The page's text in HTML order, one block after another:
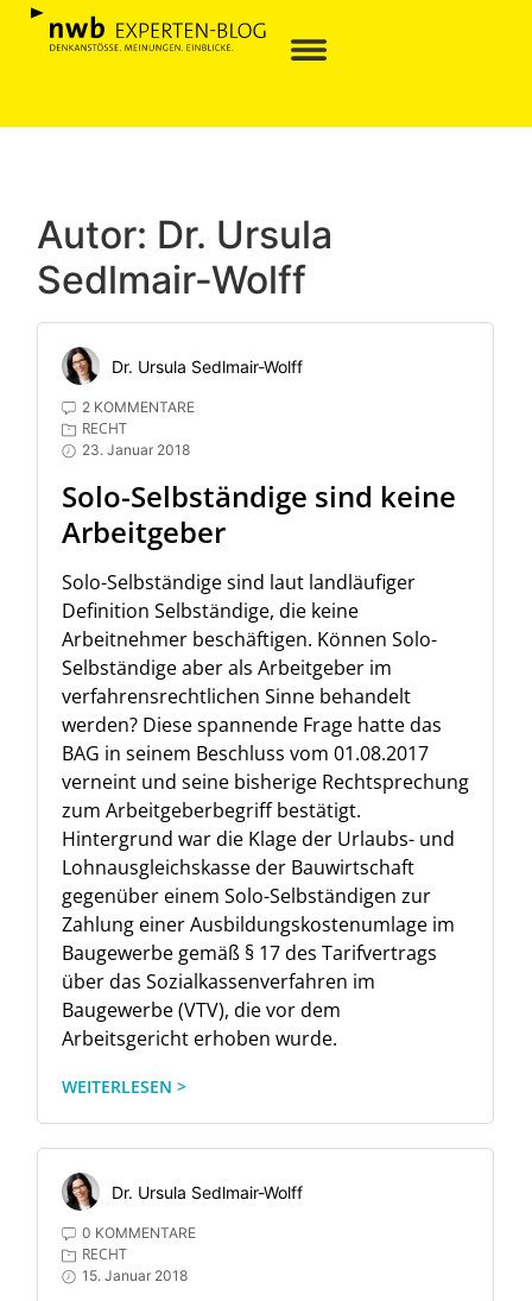
Autor: Dr. Ursula
Sedlmair-Wolff
Dr. Ursula Sedlmair-Wolff
2 KOMMENTARE
RECHT
23. Januar 2018
Solo-Selbständige sind keine
Arbeitgeber
Solo-Selbständige sind laut landläufiger
Definition Selbständige, die keine
Arbeitnehmer beschäftigen. Können Solo-
Selbständige aber als Arbeitgeber im
verfahrensrechtlichen Sinne behandelt
werden? Diese spannende Frage hatte das
BAG in seinem Beschluss vom 01.08.2017
verneint und seine bisherige Rechtsprechung
zum Arbeitgeberbegriff bestätigt.
Hintergrund war die Klage der Urlaubs- und
Lohnausgleichskasse der Bauwirtschaft
gegenüber einem Solo-Selbständigen zur
Zahlung einer Ausbildungskostenumlage im
Baugewerbe gemäß § 17 des Tarifvertrags
über das Sozialkassenverfahren im
Baugewerbe (VTV), die vor dem
Arbeitsgericht erhoben wurde.
WEITERLESEN >
Dr. Ursula Sedlmair-Wolff
0 KOMMENTARE
RECHT
15. Januar 2018